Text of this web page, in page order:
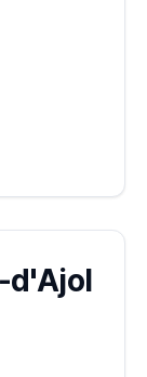
d'Ajol